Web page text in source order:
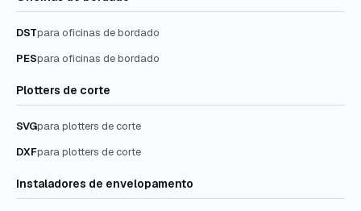
DSTpara oficinas de bordado
PESpara oficinas de bordado
Plotters de corte
SVGpara plotters de corte
DXFpara plotters de corte
Instaladores de envelopamento